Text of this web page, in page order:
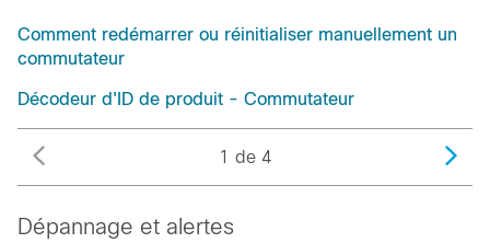
Comment redémarrer ou réinitialiser manuellement un
commutateur
Décodeur d'ID de produit - Commutateur
1 de 4
Dépannage et alertes